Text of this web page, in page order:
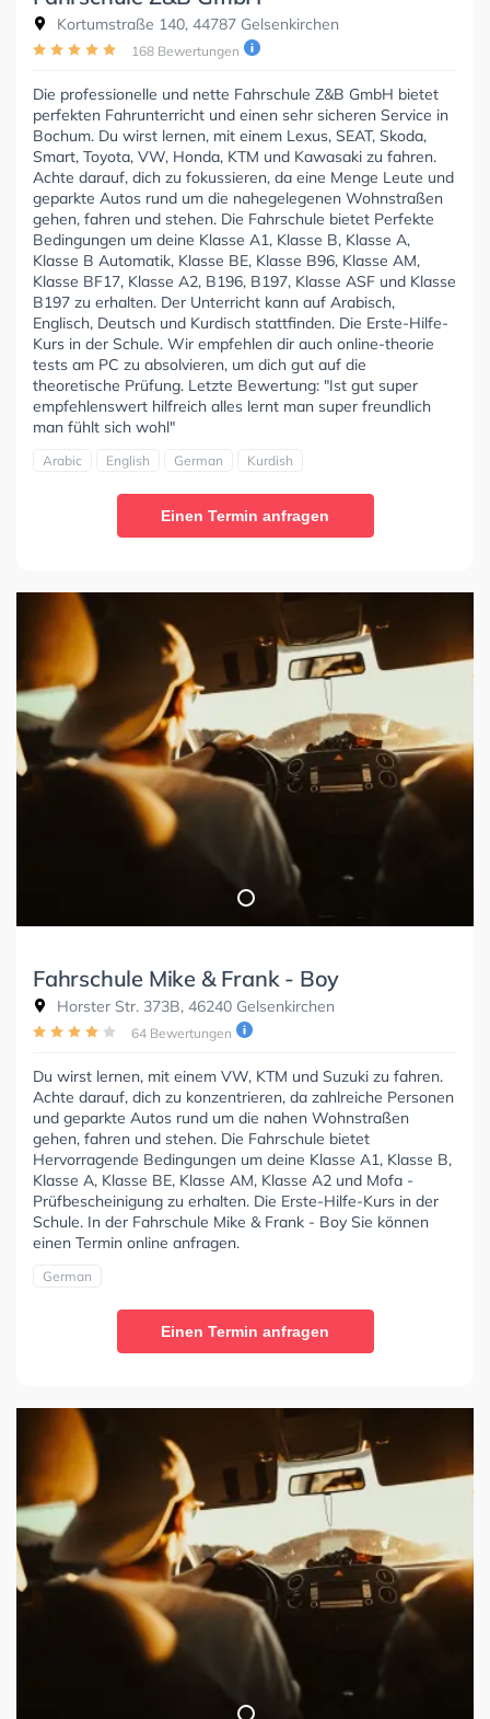
Kortumstraße 140, 44787 Gelsenkirchen
168 Bewertungen
Die professionelle und nette Fahrschule Z&B GmbH bietet
perfekten Fahrunterricht und einen sehr sicheren Service in
Bochum. Du wirst lernen, mit einem Lexus, SEAT, Skoda,
Smart, Toyota, VW, Honda, KTM und Kawasaki zu fahren.
Achte darauf, dich zu fokussieren, da eine Menge Leute und
geparkte Autos rund um die nahegelegenen Wohnstraßen
gehen, fahren und stehen. Die Fahrschule bietet Perfekte
Bedingungen um deine Klasse A1, Klasse B, Klasse A,
Klasse B Automatik, Klasse BE, Klasse B96, Klasse AM,
Klasse BF17, Klasse A2, B196, B197, Klasse ASF und Klasse
B197 zu erhalten. Der Unterricht kann auf Arabisch,
Englisch, Deutsch und Kurdisch stattfinden. Die Erste-Hilfe-
Kurs in der Schule. Wir empfehlen dir auch online-theorie
tests am PC zu absolvieren, um dich gut auf die
theoretische Prüfung. Letzte Bewertung: "Ist gut super
empfehlenswert hilfreich alles lernt man super freundlich
man fühlt sich wohl"
Arabic English German Kurdish
Einen Termin anfragen
Fahrschule Mike & Frank - Boy
Horster Str. 373B, 46240 Gelsenkirchen
64 Bewertungen
Du wirst lernen, mit einem VW, KTM und Suzuki zu fahren.
Achte darauf, dich zu konzentrieren, da zahlreiche Personen
und geparkte Autos rund um die nahen Wohnstraßen
gehen, fahren und stehen. Die Fahrschule bietet
Hervorragende Bedingungen um deine Klasse A1, Klasse B,
Klasse A, Klasse BE, Klasse AM, Klasse A2 und Mofa -
Prüfbescheinigung zu erhalten. Die Erste-Hilfe-Kurs in der
Schule. In der Fahrschule Mike & Frank - Boy Sie können
einen Termin online anfragen.
German
Einen Termin anfragen